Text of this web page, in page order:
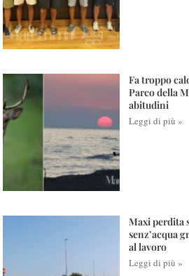
Fa troppo
Parco della
abitudini
Leggi di più »
Maxi perdita
senz’acqua
al lavoro
Leggi di più »